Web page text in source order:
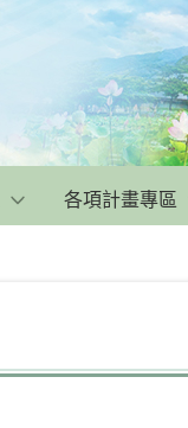
各項計畫專區